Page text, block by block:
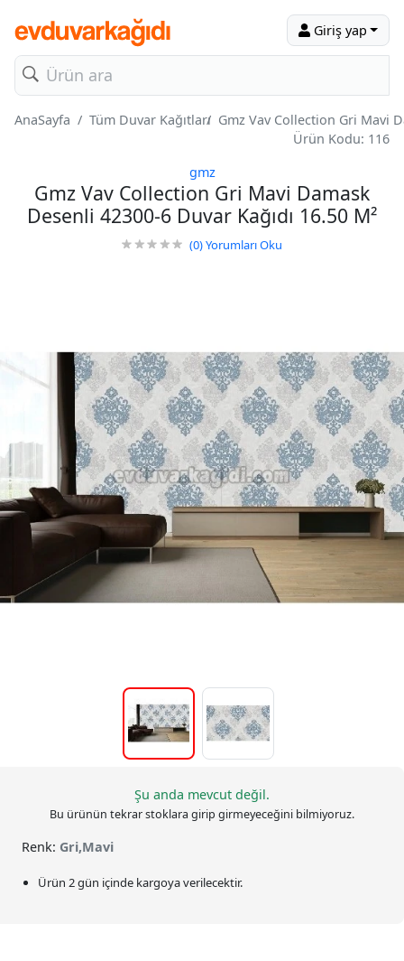
Giriş yap
AnaSayfa Tüm Duvar Kağıtları Gmz Vav Collection Gri Mavi
Ürün Kodu: 116
gmz
Gmz Vav Collection Gri Mavi Damask
Desenli 42300-6 Duvar Kağıdı 16.50 M²
(0)Yorumları Oku
Şu anda mevcut değil.
Bu ürünün tekrar stoklara girip girmeyeceğini bilmiyoruz.
Renk: Gri,Mavi
Ürün 2 gün içinde kargoya verilecektir.